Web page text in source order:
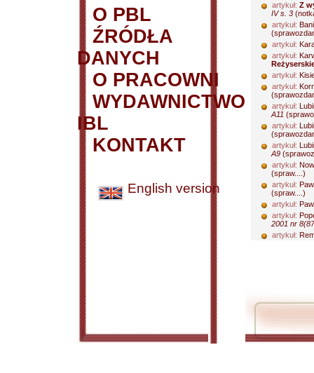
O PBL
ŹRÓDŁA
DANYCH
O PRACOWNI
WYDAWNICTWO
IBL
KONTAKT
English version
artykuł: Z
IV s. 3
artykuł:
artykuł:
artykuł:
artykuł:
artykuł:
artykuł:
A11
artykuł:
artykuł:
A9
artykuł:
(spraw....)
artykuł:
(spraw....)
artykuł:
artykuł:
2001 nr
artykuł: